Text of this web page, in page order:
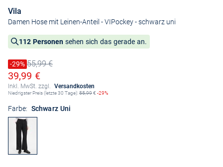
Vila
Damen Hose mit Leinen-Anteil - VIPockey- schwarz uni
112 Personen sehen sich das gerade an.
Preis reduziert um
-29%
Alter Preis55,99 €
Ermäßigter Preis
39,99 €
Inkl. MwSt. zzgl. Versandkosten
Niedrigster Preis (letzte 30 Tage):55,99€ -29%
Farbe: Schwarz Uni